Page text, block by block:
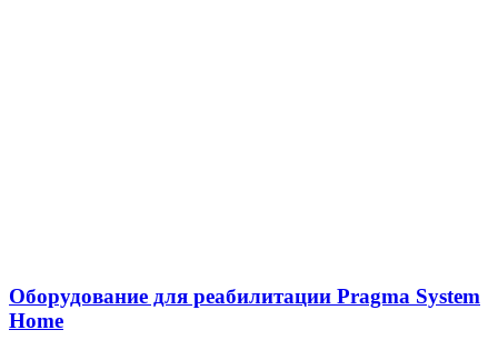
Оборудование для реабилитации Pragma System
Home